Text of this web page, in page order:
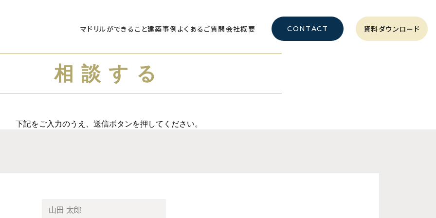
マドリルができること建築事例よくあるご質問会社概要 CONTACT 資料ダウンロード
相談する
下記をご入力のうえ、送信ボタンを押してください。